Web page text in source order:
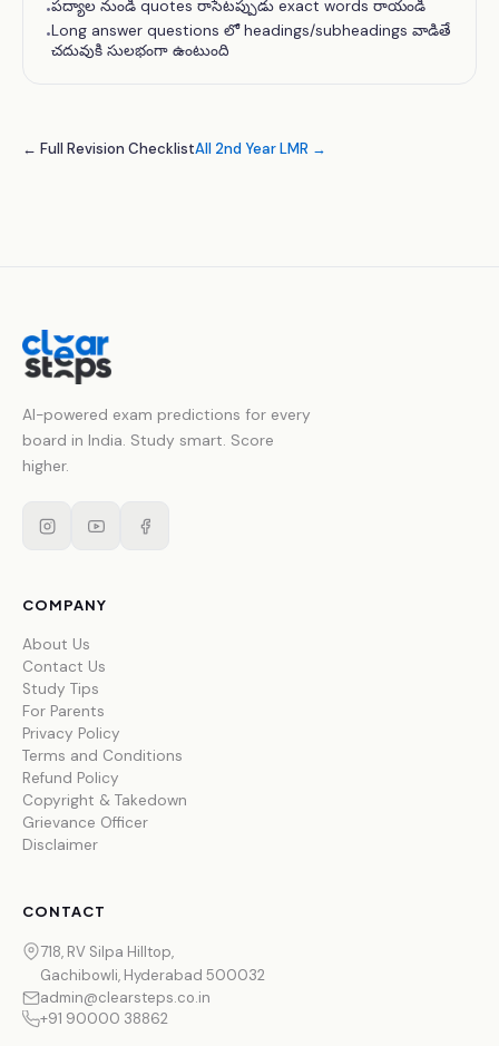
•పద్యాల నుండి quotes రాసేటప్పుడు exact words రాయండి
•Long answer questions లో headings/subheadings వాడితే
చదువుకి సులభంగా ఉంటుంది
← Full Revision ChecklistAll 2nd Year LMR →
AI-powered exam predictions for every
board in India. Study smart. Score
higher.
COMPANY
About Us
Contact Us
Study Tips
For Parents
Privacy Policy
Terms and Conditions
Refund Policy
Copyright & Takedown
Grievance Officer
Disclaimer
CONTACT
718, RV Silpa Hilltop,
Gachibowli, Hyderabad 500032
admin@clearsteps.co.in
+91 90000 38862